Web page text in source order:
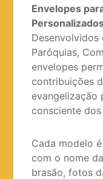
Envelopes
Desenvolvidos
Paróquias,
envelopes
contribuições
evangelização
consciente
Cada modelo
com o nome
brasão, fotos